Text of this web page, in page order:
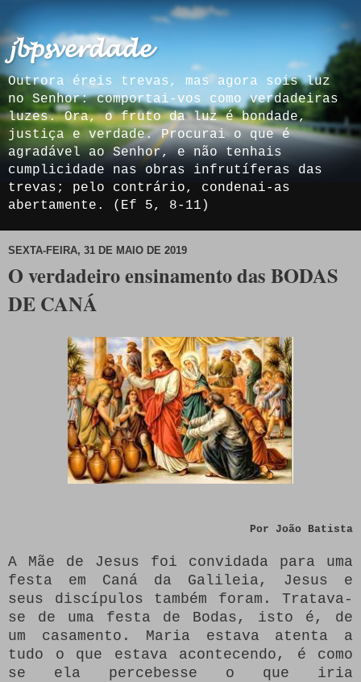
𝓳𝓫𝓹𝓼𝓿𝓮𝓻𝓭𝓪𝓭𝓮
Outrora éreis trevas, mas agora sois luz
no Senhor: comportai-vos como verdadeiras
luzes. Ora, o fruto da luz é bondade,
justiça e verdade. Procurai o que é
agradável ao Senhor, e não tenhais
cumplicidade nas obras infrutíferas das
trevas; pelo contrário, condenai-as
abertamente. (Ef 5, 8-11)
SEXTA-FEIRA, 31 DE MAIO DE 2019
O verdadeiro ensinamento das BODAS
DE CANÁ
Por João Batista
A Mãe de Jesus foi convidada para uma
festa em Caná da Galileia, Jesus e
seus discípulos também foram. Tratava-
se de uma festa de Bodas, isto é, de
um casamento. Maria estava atenta a
tudo o que estava acontecendo, é como
se ela percebesse o que iria